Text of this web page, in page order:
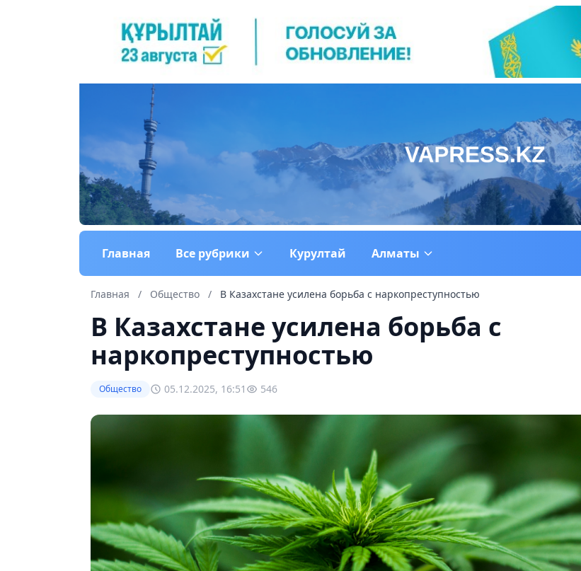
Главная Все рубрики Курултай Алматы
Главная / Общество / В Казахстане усилена борьба с наркопреступностью
В Казахстане усилена борьба с
наркопреступностью
Общество 05.12.2025, 16:51 546